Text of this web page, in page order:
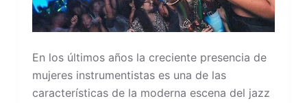
En los últimos años la creciente presencia de
mujeres instrumentistas es una de las
características de la moderna escena del jazz